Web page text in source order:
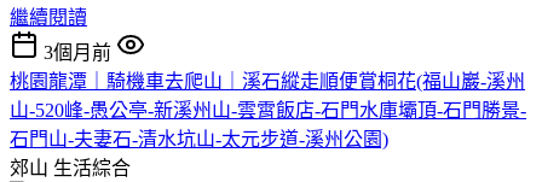
繼續閱讀
3個月前
桃園龍潭｜騎機車去爬山｜溪石縱走順便賞桐花(福山巖-溪州
山-520峰-愚公亭-新溪州山-雲霄飯店-石門水庫壩頂-石門勝景-
石門山-夫妻石-清水坑山-太元步道-溪州公園)
郊山 生活綜合